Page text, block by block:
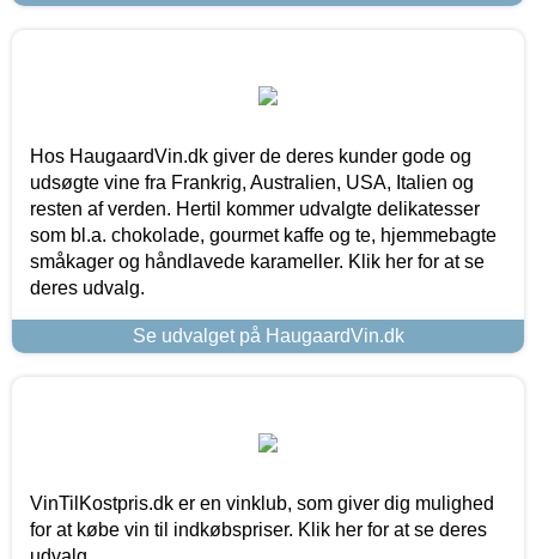
Hos HaugaardVin.dk giver de deres kunder gode og
udsøgte vine fra Frankrig, Australien, USA, Italien og
resten af verden. Hertil kommer udvalgte delikatesser
som bl.a. chokolade, gourmet kaffe og te, hjemmebagte
småkager og håndlavede karameller. Klik her for at se
deres udvalg.
Se udvalget på HaugaardVin.dk
VinTilKostpris.dk er en vinklub, som giver dig mulighed
for at købe vin til indkøbspriser. Klik her for at se deres